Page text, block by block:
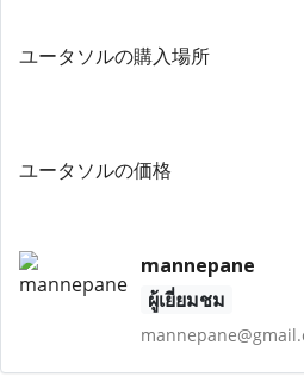
ユータソルの購入場所
ユータソルの価格
mannepane
ผู้เยี่ยมชม